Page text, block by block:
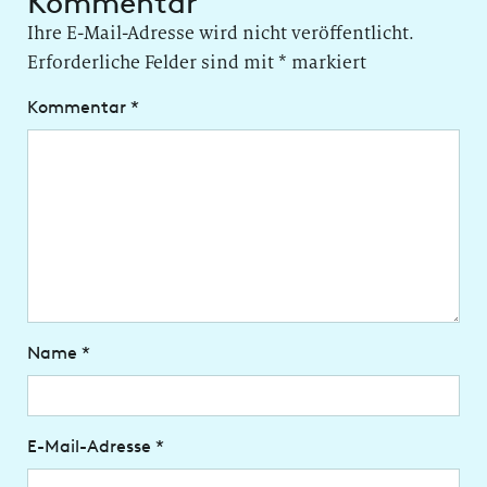
Ihre E-Mail-Adresse wird nicht veröffentlicht.
Erforderliche Felder sind mit* markiert
Kommentar *
Name *
E-Mail-Adresse *